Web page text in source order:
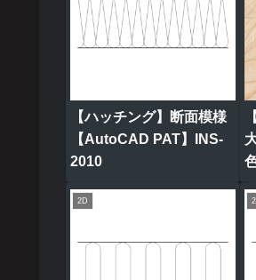
【ハッチング】断面模様
【AutoCAD PAT】INS-
2010
2D